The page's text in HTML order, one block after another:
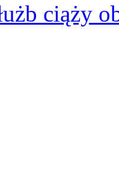
ciąży